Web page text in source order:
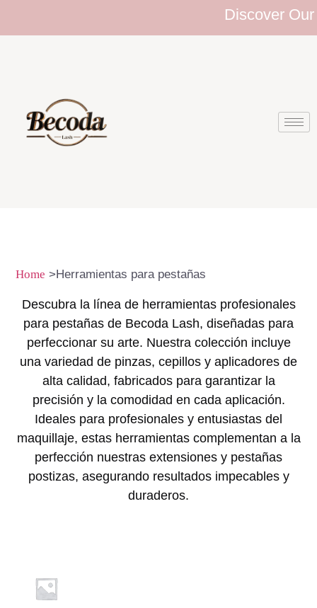
Discover Our
Home >Herramientas para pestañas
Descubra la línea de herramientas profesionales
para pestañas de Becoda Lash, diseñadas para
perfeccionar su arte. Nuestra colección incluye
una variedad de pinzas, cepillos y aplicadores de
alta calidad, fabricados para garantizar la
precisión y la comodidad en cada aplicación.
Ideales para profesionales y entusiastas del
maquillaje, estas herramientas complementan a la
perfección nuestras extensiones y pestañas
postizas, asegurando resultados impecables y
duraderos.